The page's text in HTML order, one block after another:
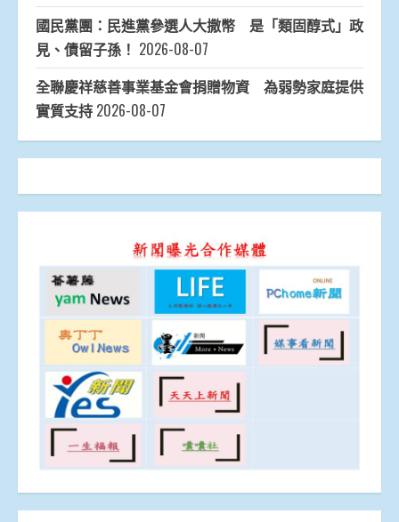
國民黨團：民進黨參選人大撒幣 是「類固醇式」政
見、債留子孫！ 2026-08-07
全聯慶祥慈善事業基金會捐贈物資 為弱勢家庭提供
實質支持 2026-08-07